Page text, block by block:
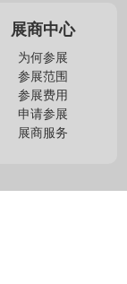
展商中心
为何参展
参展范围
参展费用
申请参展
展商服务